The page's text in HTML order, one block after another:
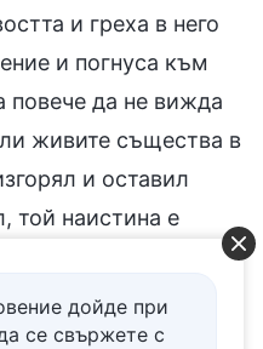
и греха в него
и погнуса към
повече да не вижда
живите същества в
и оставил
той наистина е
в очите на Бог; дори
бил е
от небето, не
дойде при
се свържете с